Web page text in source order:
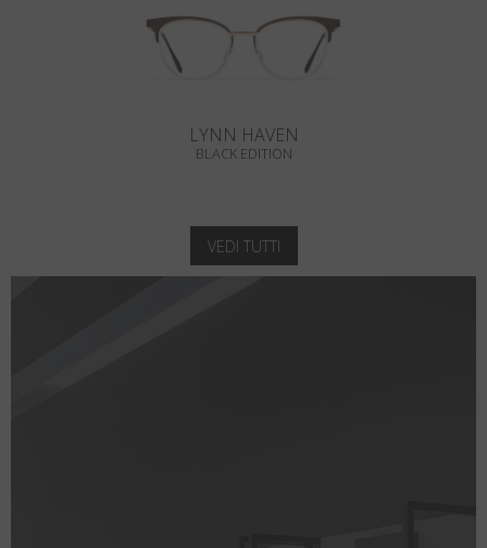
LYNN HAVEN
BLACK EDITION
VEDI TUTTI